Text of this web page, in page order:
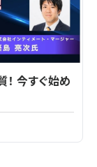
今すぐ始め